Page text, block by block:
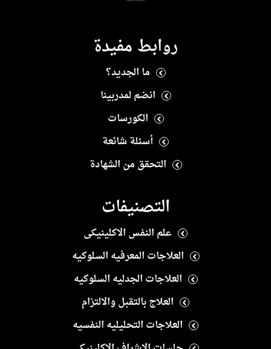
روابط مفيدة
ما الجديد؟
انضم لمدربينا
الكورسات
أسئلة شائعة
التحقق من الشهادة
التصنيفات
علم النفس الاكلينيكى
العلاجات المعرفيه السلوكيه
العلاجات الجدليه السلوكيه
العلاج بالتقبل والالتزام
العلاجات التحليليه النفسيه